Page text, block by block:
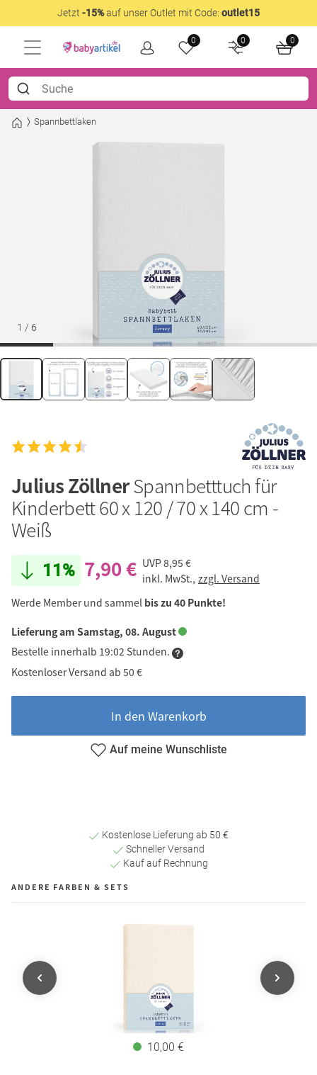
Jetzt -15%auf unser Outlet mit Code: outlet15
0 0 0
Spannbettlaken
1 / 6
Julius ZöllnerSpannbetttuch für
Kinderbett 60 x 120 / 70 x 140 cm -
Weiß
11% 7,90 € UVP8,95 €
inkl. MwSt., zzgl. Versand
Werde Member und sammel bis zu 40 Punkte!
Lieferung am Samstag, 08. August
Bestelle innerhalb 19:02 Stunden.
Kostenloser Versand ab 50 €
In den Warenkorb
Auf meine Wunschliste
Kostenlose Lieferung ab 50 €
Schneller Versand
Kauf auf Rechnung
ANDERE FARBEN & SETS
10,00 €